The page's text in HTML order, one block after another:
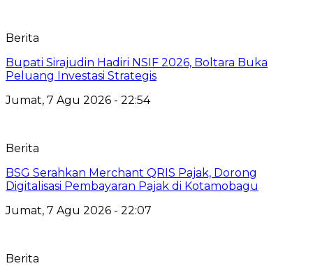
Berita
Bupati Sirajudin Hadiri NSIF 2026, Boltara Buka
Peluang Investasi Strategis
Jumat, 7 Agu 2026 - 22:54
Berita
‎BSG Serahkan Merchant QRIS Pajak, Dorong
Digitalisasi Pembayaran Pajak di Kotamobagu
Jumat, 7 Agu 2026 - 22:07
Berita